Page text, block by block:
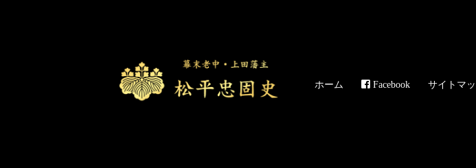
ホーム Facebook サイトマ